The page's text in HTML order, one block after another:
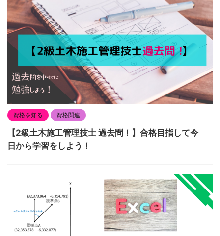
資格を知る 資格関連
【2級土木施工管理技士 過去問！】合格目指して今
日から学習をしよう！